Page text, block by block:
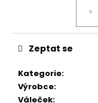
Kategorie:
Výrobce:
Váleček:
Zeptat se
e
m
ŽÍŽALA